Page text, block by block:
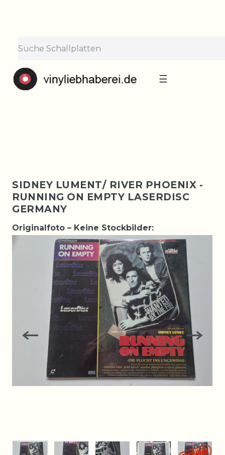
Bestellungen nehmen wir gerne entgegen —
der Versand startet wieder ab Montag, 31.
☰
SIDNEY LUMENT/ RIVER PHOENIX -
RUNNING ON EMPTY LASERDISC
GERMANY
Originalfoto – Keine Stockbilder: